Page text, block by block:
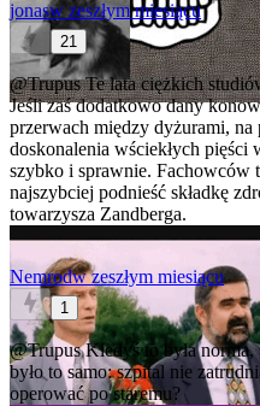
jonasw zeszłym miesiącu
21
@TrupusTe lata ciężkich
Jeśli zaś dodatkowo dany
przerwach między dyżurami,
doskonalenia wściekłych pięści
szybko i sprawnie. Fachowców
najszybciej podnieść składkę
towarzysza Zandberga.
Nemrodw zeszłym miesiącu
1
@TrupusKiedyś to była
było to samo: szpital nie
operować po staremu?